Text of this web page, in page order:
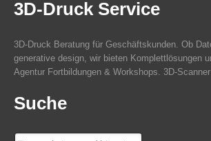
3D-Druck Service
3D-Druck Beratung für Geschäftskunden. Ob
generative design, wir bieten Komplettlösungen
Agentur Fortbildungen & Workshops. 3D-
Suche